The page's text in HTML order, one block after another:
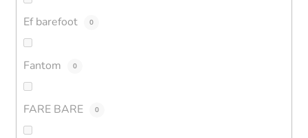
Ef barefoot 0
Fantom 0
FARE BARE 0